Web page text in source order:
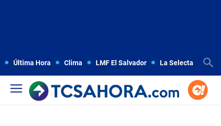
Última Hora Clima LMF El Salvador La Selecta